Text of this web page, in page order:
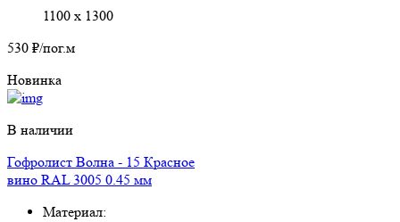
1100 х 1300
530 ₽/пог.м
Новинка
В наличии
Гофролист Волна - 15 Красное
вино RAL 3005 0.45 мм
Материал: